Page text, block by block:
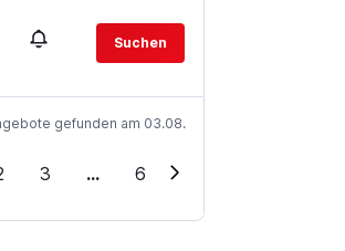
Suchen
gefunden am 03.08.
3 ... 6